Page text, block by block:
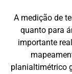
A medição de
quanto para
importante
planialtimétrico